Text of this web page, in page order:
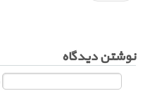
نوشتن دیدگاه